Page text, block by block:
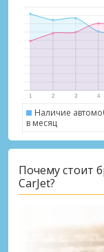
Лучшие
Получите
Наличие
в месяц
Почему стоит
CarJet?